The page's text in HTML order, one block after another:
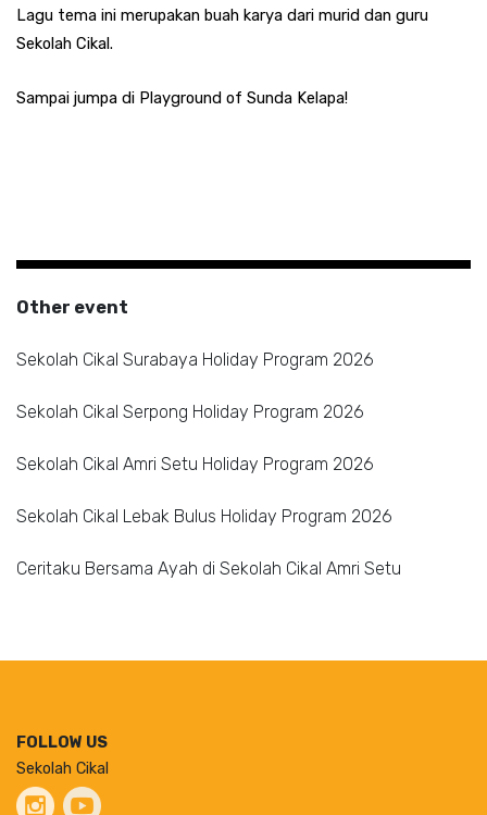
Lagu tema ini merupakan buah karya dari murid dan guru
Sekolah Cikal.
Sampai jumpa di Playground of Sunda Kelapa!
Other event
Sekolah Cikal Surabaya Holiday Program 2026
Sekolah Cikal Serpong Holiday Program 2026
Sekolah Cikal Amri Setu Holiday Program 2026
Sekolah Cikal Lebak Bulus Holiday Program 2026
Ceritaku Bersama Ayah di Sekolah Cikal Amri Setu
FOLLOW US
Sekolah Cikal